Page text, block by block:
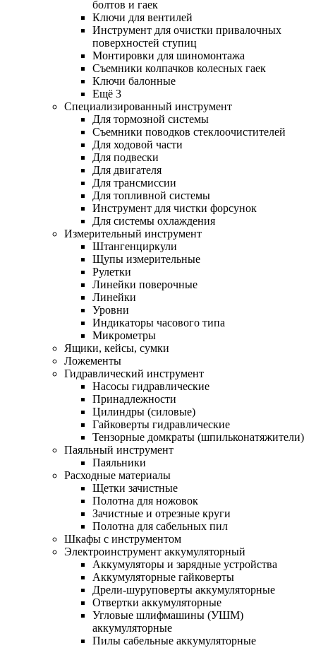
болтов и гаек
Ключи для вентилей
Инструмент для очистки привалочных
поверхностей ступиц
Монтировки для шиномонтажа
Съемники колпачков колесных гаек
Ключи балонные
Ещё 3
Специализированный инструмент
Для тормозной системы
Съемники поводков стеклоочистителей
Для ходовой части
Для подвески
Для двигателя
Для трансмиссии
Для топливной системы
Инструмент для чистки форсунок
Для системы охлаждения
Измерительный инструмент
Штангенциркули
Щупы измерительные
Рулетки
Линейки поверочные
Линейки
Уровни
Индикаторы часового типа
Микрометры
Ящики, кейсы, сумки
Ложементы
Гидравлический инструмент
Насосы гидравлические
Принадлежности
Цилиндры (силовые)
Гайковерты гидравлические
Тензорные домкраты (шпильконатяжители)
Паяльный инструмент
Паяльники
Расходные материалы
Щетки зачистные
Полотна для ножовок
Зачистные и отрезные круги
Полотна для сабельных пил
Шкафы с инструментом
Электроинструмент аккумуляторный
Аккумуляторы и зарядные устройства
Аккумуляторные гайковерты
Дрели-шуруповерты аккумуляторные
Отвертки аккумуляторные
Угловые шлифмашины (УШМ)
аккумуляторные
Пилы сабельные аккумуляторные